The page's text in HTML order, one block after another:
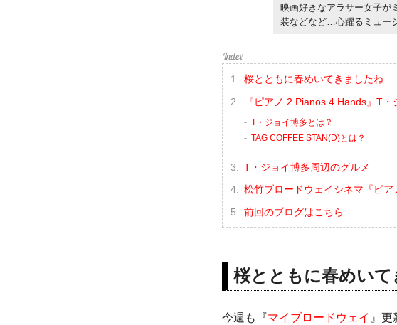
映画好きなアラサー女子が
装などなど…心躍るミュー
桜とともに春めいてきましたね
『ピアノ 2 Pianos 4 Hands』T
T・ジョイ博多とは？
TAG COFFEE STAN(D)とは？
T・ジョイ博多周辺のグルメ
松竹ブロードウェイシネマ『ピア
前回のブログはこちら
桜とともに春めい
今週も『マイブロードウェイ 』